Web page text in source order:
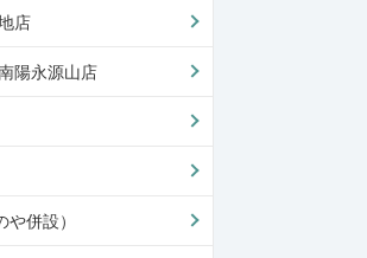
店
陽永源山店
併設）